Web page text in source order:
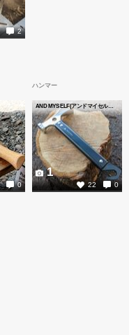
2
0
ハンマー
AND MYSELF(アンドマイセルフ)
22 0
1